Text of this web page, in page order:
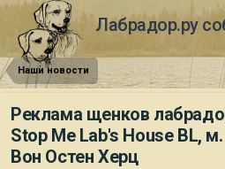
Лабрадор.ру
Наши новости
Реклама щенков
Stop Me Lab's House BL,
Вон Остен Херц